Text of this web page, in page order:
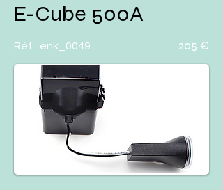
E-Cube 500A
Réf: enk_0049 205 €